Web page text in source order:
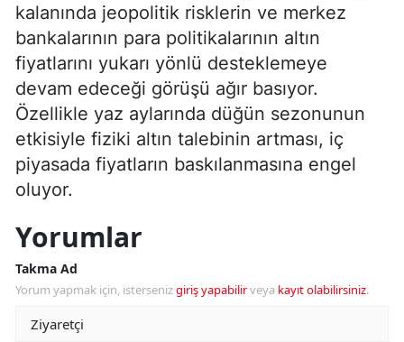
kalanında jeopolitik risklerin ve merkez
bankalarının para politikalarının altın
fiyatlarını yukarı yönlü desteklemeye
devam edeceği görüşü ağır basıyor.
Özellikle yaz aylarında düğün sezonunun
etkisiyle fiziki altın talebinin artması, iç
piyasada fiyatların baskılanmasına engel
oluyor.
Yorumlar
Takma Ad
Yorum yapmak için, istersenizgiriş yapabilirveya kayıt olabilirsiniz.